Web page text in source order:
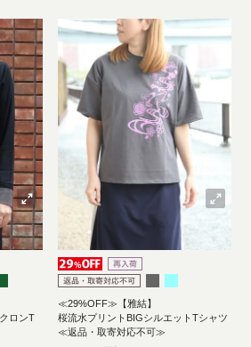
ロンT
≪29%OFF≫【雅結】
桜流水プリントBIGシルエットTシャツ
≪返品・取寄対応不可≫